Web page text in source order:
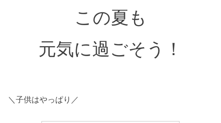
この夏も
元気に過ごそう！
＼子供はやっぱり／